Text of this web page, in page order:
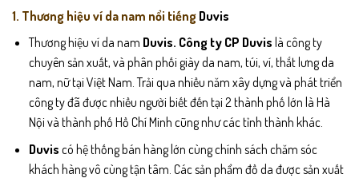
1. Thương hiệu ví da nam nổi tiếng Duvis
Thương hiệu ví da nam Duvis. Công ty CP Duvis là công ty
chuyên sản xuất, và phân phối giày da nam, túi, ví, thắt lưng da
nam, nữ tại Việt Nam. Trải qua nhiều năm xây dựng và phát triển
công ty đã được nhiều người biết đến tại 2 thành phố lớn là Hà
Nội và thành phố Hồ Chí Minh cũng như các tỉnh thành khác.
Duvis có hệ thống bán hàng lớn cùng chính sách chăm sóc
khách hàng vô cùng tận tâm. Các sản phẩm đồ da được sản xuất